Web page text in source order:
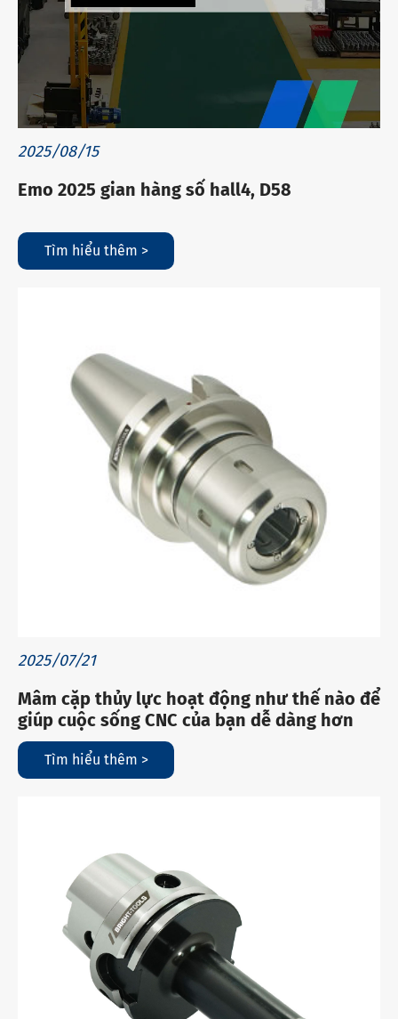
2025/08/15
Emo 2025 gian hàng số hall4, D58
Tìm hiểu thêm >
2025/07/21
Mâm cặp thủy lực hoạt động như thế nào để
giúp cuộc sống CNC của bạn dễ dàng hơn
Tìm hiểu thêm >